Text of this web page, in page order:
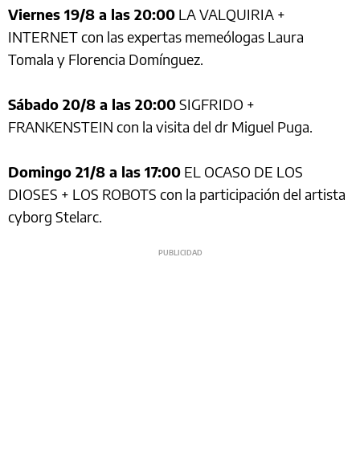
Viernes 19/8 a las 20:00 LA VALQUIRIA +
INTERNET con las expertas memeólogas Laura
Tomala y Florencia Domínguez.
Sábado 20/8 a las 20:00SIGFRIDO +
FRANKENSTEIN con la visita del dr Miguel Puga.
Domingo 21/8 a las 17:00 EL OCASO DE LOS
DIOSES + LOS ROBOTS con la participación del artista
cyborg Stelarc.